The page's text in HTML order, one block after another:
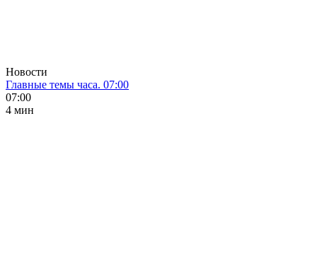
Новости
Главные темы часа. 07:00
07:00
4 мин